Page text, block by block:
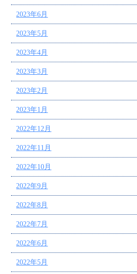
2023年6月
2023年5月
2023年4月
2023年3月
2023年2月
2023年1月
2022年12月
2022年11月
2022年10月
2022年9月
2022年8月
2022年7月
2022年6月
2022年5月